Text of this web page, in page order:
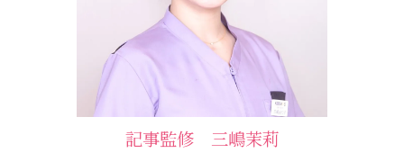
記事監修 三嶋茉莉